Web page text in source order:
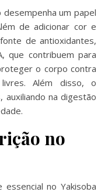
um papel
de adicionar cor e
de antioxidantes,
que contribuem para
o corpo contra
Além disso, o
na digestão
no
no Yakisoba